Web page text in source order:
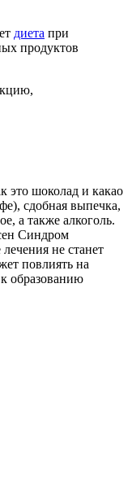
диета при
продуктов
это шоколад и какао
сдобная выпечка,
а также алкоголь.
Синдром
не станет
повлиять на
образованию